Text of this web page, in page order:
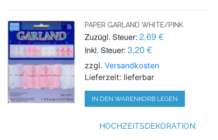
PAPER GARLAND WHITE/PINK
Zuzügl. Steuer: 2,69 €
Inkl. Steuer: 3,20 €
zzgl.Versandkosten
Lieferzeit: lieferbar
IN DEN WARENKORB LEGEN
HOCHZEITSDEKORATION: